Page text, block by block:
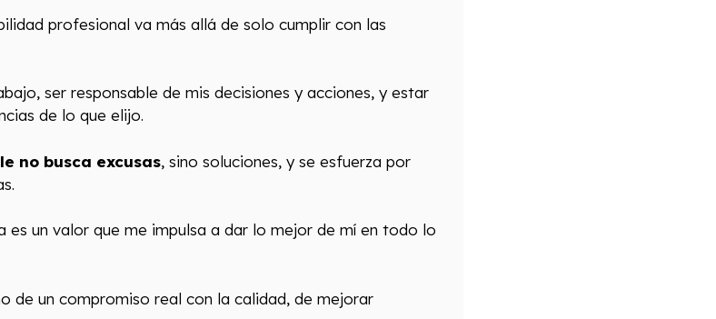
profesional va más allá de solo cumplir con las
ser responsable de mis decisiones y acciones, y estar
de lo que elijo.
no busca excusas, sino soluciones, y se esfuerza por
es un valor que me impulsa a dar lo mejor de mí en todo lo
de un compromiso real con la calidad, de mejorar